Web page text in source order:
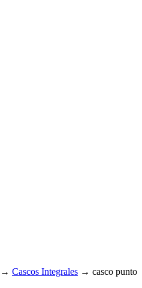
→ Cascos Integrales → casco punto